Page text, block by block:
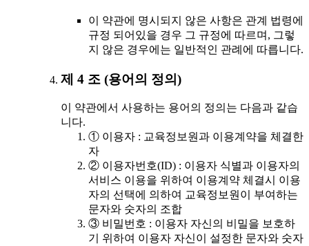
이 약관에 명시되지 않은 사항은 관계 법령에
규정 되어있을 경우 그 규정에 따르며, 그렇
지 않은 경우에는 일반적인 관례에 따릅니다.
제 4 조 (용어의 정의)
이 약관에서 사용하는 용어의 정의는 다음과 같습
니다.
① 이용자 : 교육정보원과 이용계약을 체결한
자
② 이용자번호(ID) : 이용자 식별과 이용자의
서비스 이용을 위하여 이용계약 체결시 이용
자의 선택에 의하여 교육정보원이 부여하는
문자와 숫자의 조합
③ 비밀번호 : 이용자 자신의 비밀을 보호하
기 위하여 이용자 자신이 설정한 문자와 숫자